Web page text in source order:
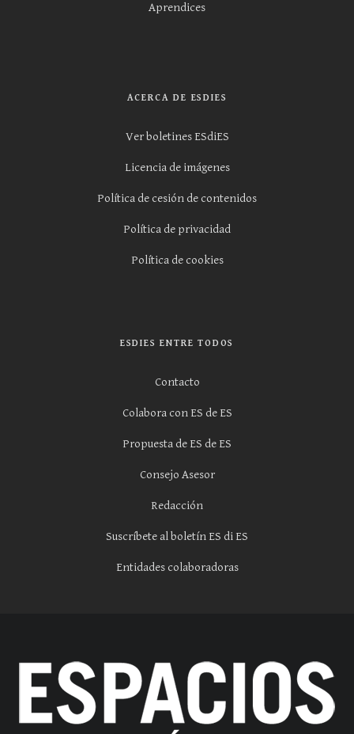
Aprendices
ACERCA DE ESDIES
Ver boletines ESdiES
Licencia de imágenes
Política de cesión de contenidos
Política de privacidad
Política de cookies
ESDIES ENTRE TODOS
Contacto
Colabora con ES de ES
Propuesta de ES de ES
Consejo Asesor
Redacción
Suscríbete al boletín ES di ES
Entidades colaboradoras